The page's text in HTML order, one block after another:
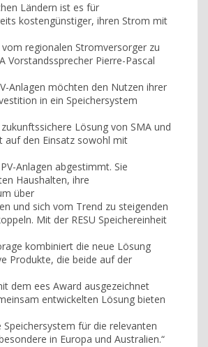
Ländern ist es für
kostengünstiger, ihren Strom mit
regionalen Stromversorger zu
Vorstandssprecher Pierre-Pascal
Anlagen möchten den Nutzen ihrer
in ein Speichersystem
Lösung von SMA und
auf den Einsatz sowohl mit
Anlagen abgestimmt. Sie
Haushalten, ihre
über
und sich vom Trend zu steigenden
Mit der RESU Speichereinheit
kombiniert die neue Lösung
Produkte, die beide auf der
dem ees Award ausgezeichnet
entwickelten Lösung bieten
Speichersystem für die relevanten
in Europa und Australien.“